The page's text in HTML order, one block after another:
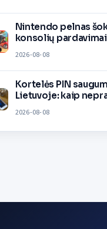
Nintendo pelnas
konsolių
2026-08-08
Kortelės PIN
Lietuvoje: kaip
2026-08-08